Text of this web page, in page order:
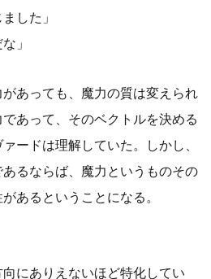
した」
」
あっても、魔力の質は変えられ
あって、そのベクトルを決める
ードは理解していた。しかし、
るならば、魔力というものその
あるということになる。
向にありえないほど特化してい